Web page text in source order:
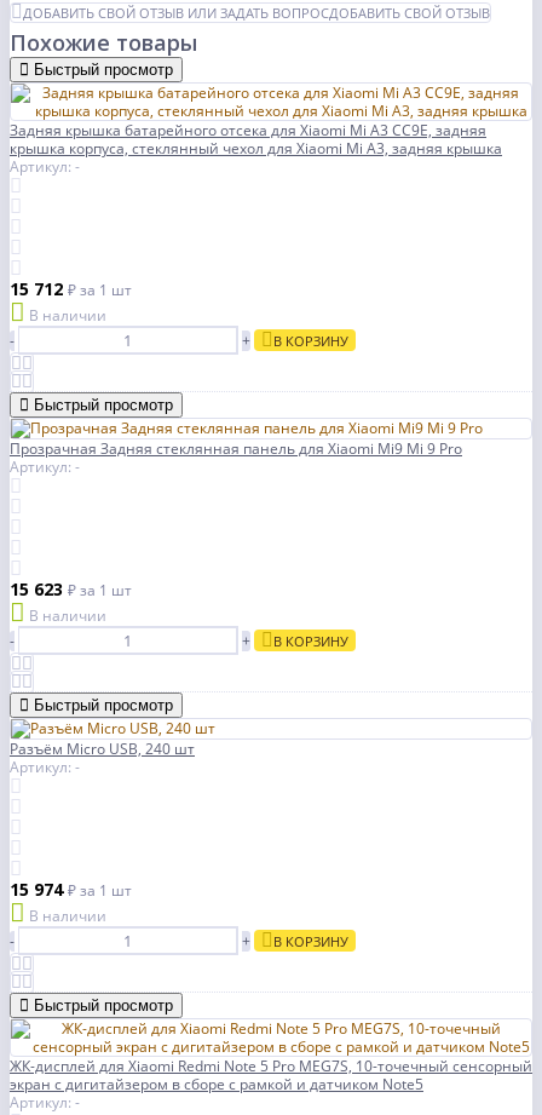
ДОБАВИТЬ СВОЙ ОТЗЫВ ИЛИ ЗАДАТЬ ВОПРОСДОБАВИТЬ СВОЙ ОТЗЫВ
Похожие товары
Быстрый просмотр
Задняя крышка батарейного отсека для Xiaomi Mi A3 CC9E, задняя
крышка корпуса, стеклянный чехол для Xiaomi Mi A3, задняя крышка
Артикул: -
15 712 ₽за 1 шт
В наличии
-
+ В КОРЗИНУ
Быстрый просмотр
Прозрачная Задняя стеклянная панель для Xiaomi Mi9 Mi 9 Pro
Артикул: -
15 623 ₽за 1 шт
В наличии
-
+ В КОРЗИНУ
Быстрый просмотр
Разъём Micro USB, 240 шт
Артикул: -
15 974₽за 1 шт
В наличии
-
+ В КОРЗИНУ
Быстрый просмотр
ЖК-дисплей для Xiaomi Redmi Note 5 Pro MEG7S, 10-точечный сенсорный
экран с дигитайзером в сборе с рамкой и датчиком Note5
Артикул: -